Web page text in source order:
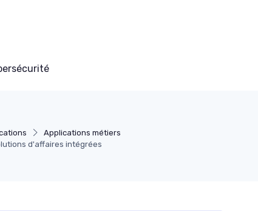
Applications métiers
d'affaires intégrées